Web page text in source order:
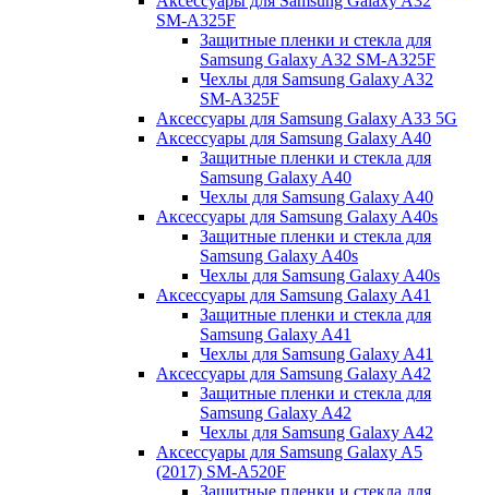
SM-A325F
Защитные пленки и стекла для
Samsung Galaxy A32 SM-A325F
Чехлы для Samsung Galaxy A32
SM-A325F
Аксессуары для Samsung Galaxy A33 5G
Аксессуары для Samsung Galaxy A40
Защитные пленки и стекла для
Samsung Galaxy A40
Чехлы для Samsung Galaxy A40
Аксессуары для Samsung Galaxy A40s
Защитные пленки и стекла для
Samsung Galaxy A40s
Чехлы для Samsung Galaxy A40s
Аксессуары для Samsung Galaxy A41
Защитные пленки и стекла для
Samsung Galaxy A41
Чехлы для Samsung Galaxy A41
Аксессуары для Samsung Galaxy A42
Защитные пленки и стекла для
Samsung Galaxy A42
Чехлы для Samsung Galaxy A42
Аксессуары для Samsung Galaxy A5
(2017) SM-A520F
Защитные пленки и стекла для